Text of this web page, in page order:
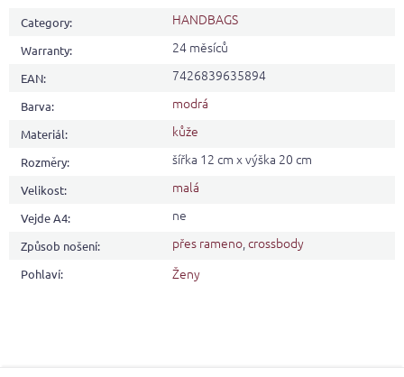
Category: HANDBAGS
Warranty: 24 měsíců
EAN: 7426839635894
Barva: modrá
Materiál: kůže
Rozměry: šířka 12 cm x výška 20 cm
Velikost: malá
Vejde A4: ne
Způsob nošení: přes rameno,crossbody
Pohlaví: Ženy